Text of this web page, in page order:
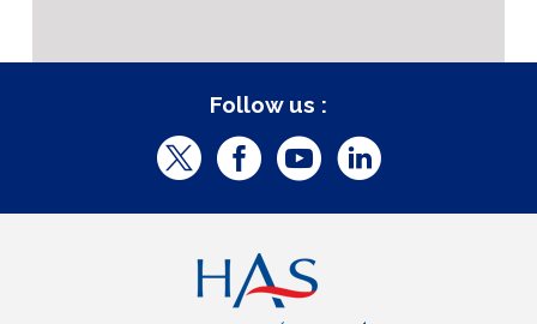
Follow us :
T
t
F
c
e
Y
L